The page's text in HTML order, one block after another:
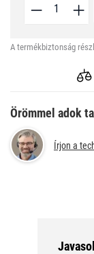
A termékbiztonság
Örömmel adok
Írjon a